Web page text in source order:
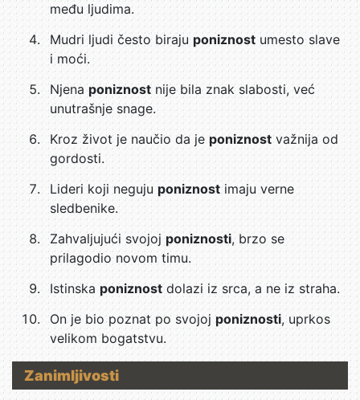
među ljudima.
Mudri ljudi često biraju poniznost umesto slave
i moći.
Njenaponiznostnije bila znak slabosti, već
unutrašnje snage.
Kroz život je naučio da je poniznostvažnija od
gordosti.
Lideri koji neguju poniznostimaju verne
sledbenike.
Zahvaljujući svojojponiznosti, brzo se
prilagodio novom timu.
Istinska poniznostdolazi iz srca, a ne iz straha.
On je bio poznat po svojoj poniznosti, uprkos
velikom bogatstvu.
Zanimljivosti